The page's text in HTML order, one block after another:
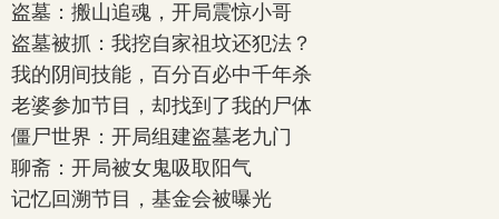
盗墓：搬山追魂，开局震惊小哥
盗墓被抓：我挖自家祖坟还犯法？
我的阴间技能，百分百必中千年杀
老婆参加节目，却找到了我的尸体
僵尸世界：开局组建盗墓老九门
聊斋：开局被女鬼吸取阳气
记忆回溯节目，基金会被曝光